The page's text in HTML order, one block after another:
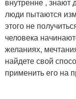
люди пытаются
этого не
человека
желаниях,
найдете свой
применить его на